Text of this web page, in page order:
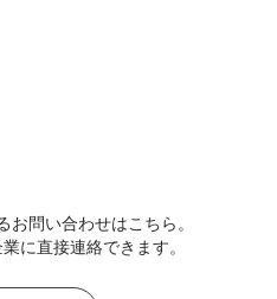
お問い合わせはこちら。
に直接連絡できます。